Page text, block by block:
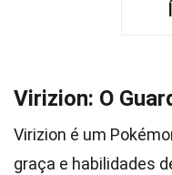
Virizion: O
Virizion é um
graça e habilidades